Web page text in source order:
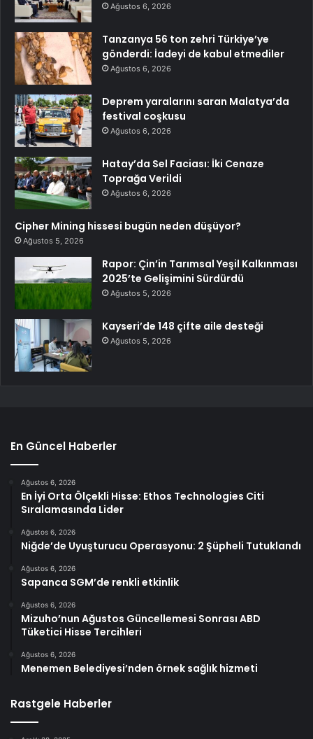
Ağustos 6, 2026
Tanzanya 56 ton zehri Türkiye’ye
gönderdi: İadeyi de kabul etmediler
Ağustos 6, 2026
Deprem yaralarını saran Malatya’da
festival coşkusu
Ağustos 6, 2026
Hatay’da Sel Faciası: İki Cenaze
Toprağa Verildi
Ağustos 6, 2026
Cipher Mining hissesi bugün neden düşüyor?
Ağustos 5, 2026
Rapor: Çin’in Tarımsal Yeşil Kalkınması
2025’te Gelişimini Sürdürdü
Ağustos 5, 2026
Kayseri’de 148 çifte aile desteği
Ağustos 5, 2026
En Güncel Haberler
Ağustos 6, 2026
En İyi Orta Ölçekli Hisse: Ethos Technologies Citi
Sıralamasında Lider
Ağustos 6, 2026
Niğde’de Uyuşturucu Operasyonu: 2 Şüpheli Tutuklandı
Ağustos 6, 2026
Sapanca SGM’de renkli etkinlik
Ağustos 6, 2026
Mizuho’nun Ağustos Güncellemesi Sonrası ABD
Tüketici Hisse Tercihleri
Ağustos 6, 2026
Menemen Belediyesi’nden örnek sağlık hizmeti
Rastgele Haberler